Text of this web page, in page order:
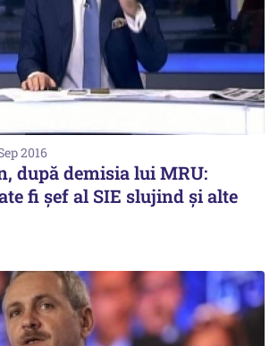
2016
după demisia lui MRU:
fi şef al SIE slujind şi alte